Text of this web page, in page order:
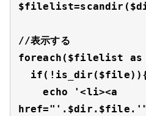
//表示する
foreach($filelist
    echo '<li><a